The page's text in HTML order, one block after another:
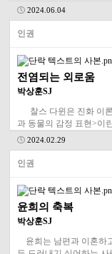
2024.06.04
인권
전염되는 외로움
박상훈SJ
찰스 다윈은 진화 이론
과 동물의 감정 표현>이
2024.02.29
인권
윤희의 축복
박상훈SJ
윤희는 남편과 이혼하